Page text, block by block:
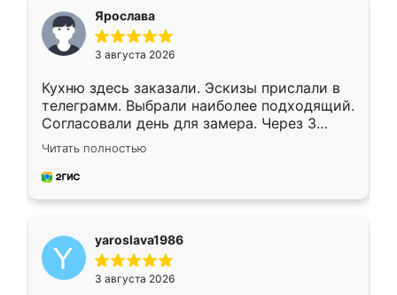
Ярослава
3 августа 2026
Кухню здесь заказали. Эскизы прислали в
телеграмм. Выбрали наиболее подходящий.
Согласовали день для замера. Через 3
недели кухня была уже готова. Остались
довольны работой. Спасибо Ренессанс
мебель за качественную работу!
Читать полностью
yaroslava1986
3 августа 2026